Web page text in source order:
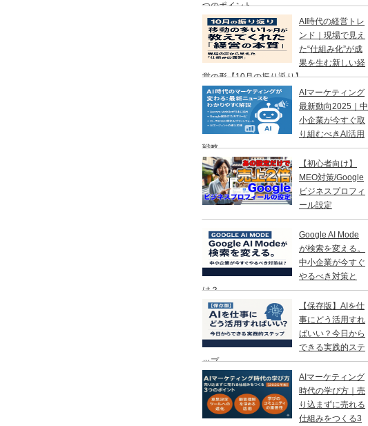
つのポイント
AI時代の経営トレ
ンド｜現場で見え
た“仕組み化”が成
果を生む新しい経
営の形【10月の振り返り】
AIマーケティング
最新動向2025｜中
小企業が今すぐ取
り組むべきAI活用
戦略
【初心者向け】
MEO対策/Google
ビジネスプロフィ
ール設定
Google AI Mode
が検索を変える。
中小企業が今すぐ
やるべき対策と
は？
【保存版】AIを仕
事にどう活用すれ
ばいい？今日から
できる実践的ステ
ップ
AIマーケティング
時代の学び方｜売
り込まずに売れる
仕組みをつくる3